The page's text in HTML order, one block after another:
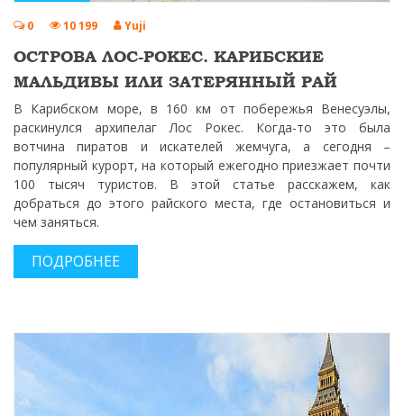
0 10 199 Yuji
ОСТРОВА ЛОС-РОКЕС. КАРИБСКИЕ
МАЛЬДИВЫ ИЛИ ЗАТЕРЯННЫЙ РАЙ
В Карибском море, в 160 км от побережья Венесуэлы,
раскинулся архипелаг Лос Рокес. Когда-то это была
вотчина пиратов и искателей жемчуга, а сегодня –
популярный курорт, на который ежегодно приезжает почти
100 тысяч туристов. В этой статье расскажем, как
добраться до этого райского места, где остановиться и
чем заняться.
ПОДРОБНЕЕ